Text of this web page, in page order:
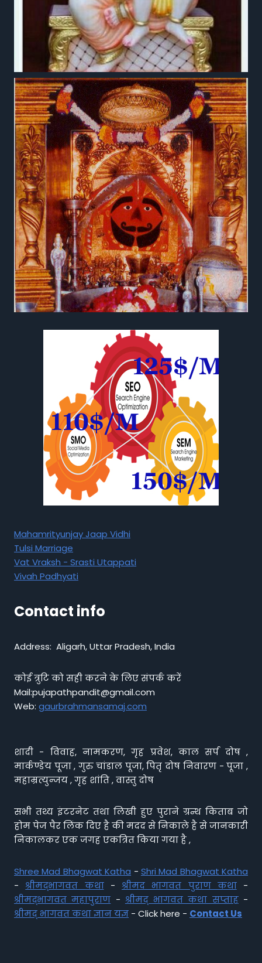
Mahamrityunjay Jaap Vidhi
Tulsi Marriage
Vat Vraksh - Srasti Utappati
Vivah Padhyati
Contact info
Address: Aligarh, Uttar Pradesh, India
कोई त्रुटि को सही करने के लिए संपर्क करें
Mail:pujapathpandit@gmail.com
Web: gaurbrahmansamaj.com
शादी - विवाह, नामकरण, गृह प्रवेश, काल सर्प दोष ,
मार्कण्डेय पूजा , गुरु चांडाल पूजा, पितृ दोष निवारण - पूजा ,
महाम्रत्युन्जय , गृह शांति , वास्तु दोष
सभी तथ्य इंटरनेट तथा लिखी हुए पुराने ग्रन्थ किताब जो
होम पेज पैर लिंक दिए है की मदद से निकाले है से जानकारी
निकालकर एक जगह एकत्रित किया गया है ,
Shree Mad Bhagwat Katha - Shri Mad Bhagwat Katha
- श्रीमद्भागवत कथा- श्रीमद भागवत पुराण कथा-
श्रीमद्भागवत महापुराण - श्रीमद् भागवत कथा सप्ताह-
श्रीमद् भागवत कथा ज्ञान यज्ञ - Click here - Contact Us